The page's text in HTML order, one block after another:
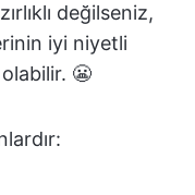
değilseniz,
iyi niyetli
😬